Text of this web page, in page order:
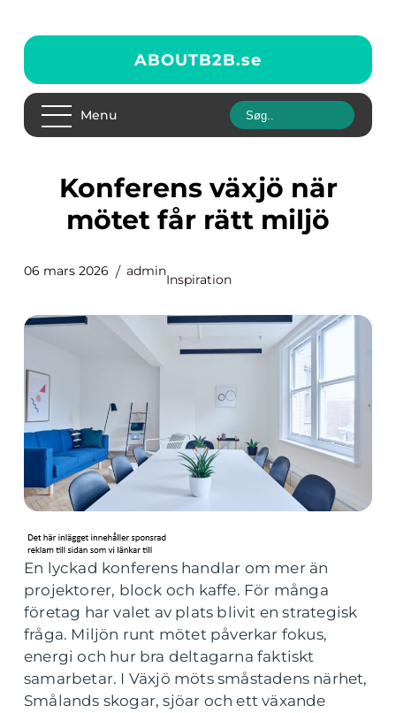
ABOUTB2B.se
Menu
Konferens växjö när
mötet får rätt miljö
06 mars 2026 admin
Inspiration
En lyckad konferens handlar om mer än
projektorer, block och kaffe. För många
företag har valet av plats blivit en strategisk
fråga. Miljön runt mötet påverkar fokus,
energi och hur bra deltagarna faktiskt
samarbetar. I Växjö möts småstadens närhet,
Smålands skogar, sjöar och ett växande